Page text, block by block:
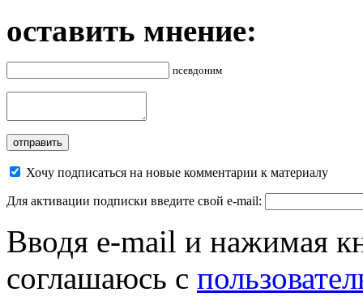
оставить мнение:
псевдоним
Хочу подписаться на новые комментарии к материалу
Для активации подписки введите свой e-mail:
Вводя e-mail и нажимая
соглашаюсь с